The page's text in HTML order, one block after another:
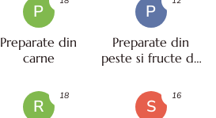
P
Preparate din
carne
P
Preparate din
peste si fructe de
R
18
S
16